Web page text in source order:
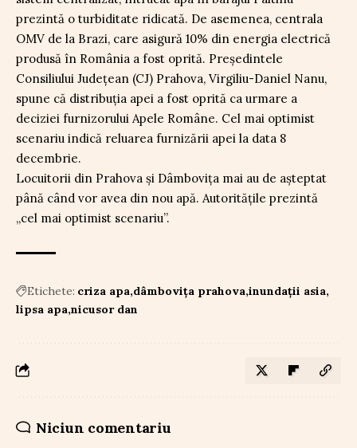
prezintă o turbiditate ridicată. De asemenea, centrala
OMV de la Brazi, care asigură 10% din energia electrică
produsă în România a fost oprită. Președintele
Consiliului Județean (CJ) Prahova, Virgiliu-Daniel Nanu,
spune că distribuția apei a fost oprită ca urmare a
deciziei furnizorului Apele Române. Cel mai optimist
scenariu indică reluarea furnizării apei la data 8
decembrie.
Locuitorii din Prahova și Dâmbovița mai au de așteptat
până când vor avea din nou apă. Autoritățile prezintă
„cel mai optimist scenariu”.
Etichete: criza apa dâmbovița prahova inundații asia
lipsa apa nicusor dan
Niciun comentariu